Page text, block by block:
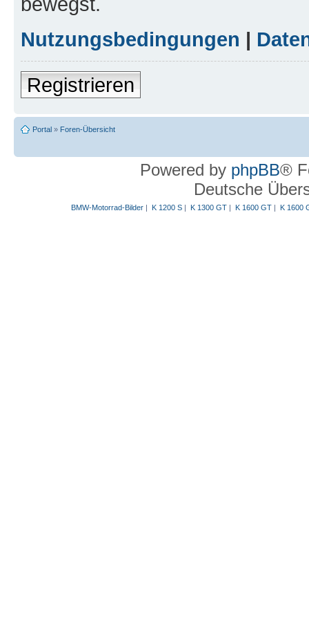
Nutzungsbedingungen |
Registrieren
Portal » Foren-Übersicht
Powered by phpBB®
Deutsche
BMW-Motorrad-Bilder| K 1200 S| K 1300 GT| K 1600 GT| K 1600